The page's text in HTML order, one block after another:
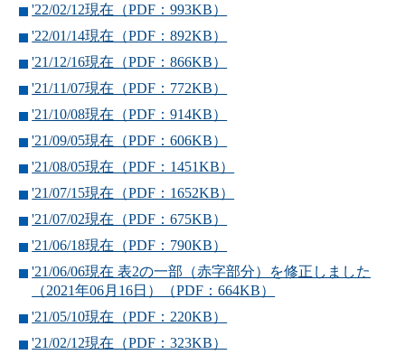
'22/02/12現在（PDF：993KB）
'22/01/14現在（PDF：892KB）
'21/12/16現在（PDF：866KB）
'21/11/07現在（PDF：772KB）
'21/10/08現在（PDF：914KB）
'21/09/05現在（PDF：606KB）
'21/08/05現在（PDF：1451KB）
'21/07/15現在（PDF：1652KB）
'21/07/02現在（PDF：675KB）
'21/06/18現在（PDF：790KB）
'21/06/06現在 表2の一部（赤字部分）を修正しました
（2021年06月16日）（PDF：664KB）
'21/05/10現在（PDF：220KB）
'21/02/12現在（PDF：323KB）